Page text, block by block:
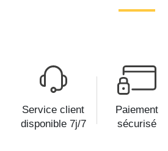
Service client
disponible 7j/7
Paiement
sécurisé